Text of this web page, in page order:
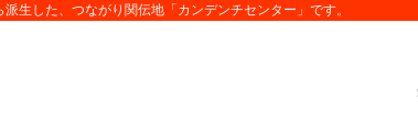
生した、つながり関伝地「カンデンチセンター」です。